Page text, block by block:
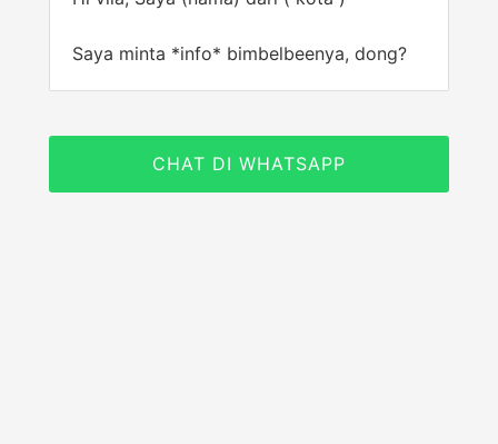
Saya minta *info* bimbelbeenya, dong?
CHAT DI WHATSAPP